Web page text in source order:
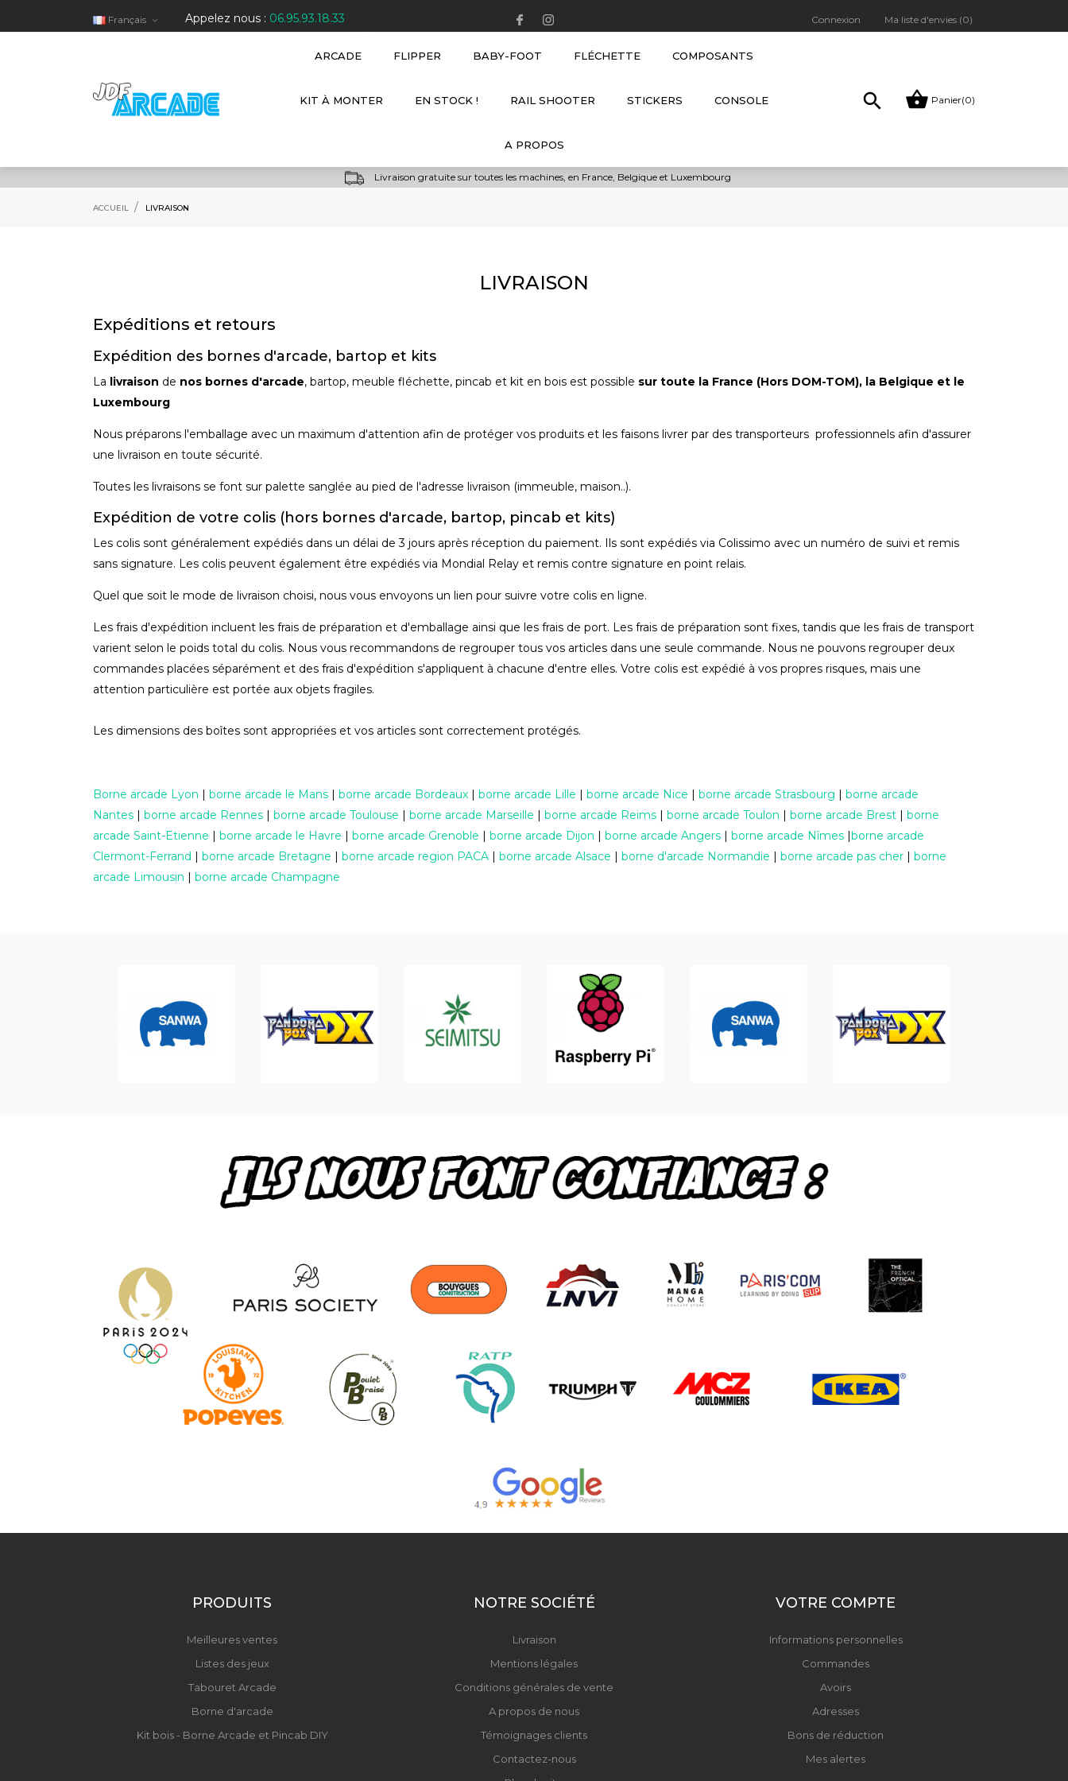
Français  Appelez nous : 06.95.93.18.33 Connexion Ma liste d'envies (0)
ARCADE
HOT
FLIPPER BABY-FOOT
NEW
FLÉCHETTE COMPOSANTS
KIT À MONTER EN STOCK ! RAIL SHOOTER STICKERS CONSOLE
A PROPOS
  Panier(0)
Livraison gratuite sur toutes les machines, en France, Belgique et Luxembourg
ACCUEIL LIVRAISON
LIVRAISON
Expéditions et retours
Expédition des bornes d'arcade, bartop et kits
La livraison de nos bornes d'arcade, bartop, meuble fléchette, pincab et kit en bois est possible sur toute la France (Hors DOM-TOM), la Belgique et le
Luxembourg
Nous préparons l'emballage avec un maximum d'attention afin de protéger vos produits et les faisons livrer par des transporteurs professionnels afin d'assurer
une livraison en toute sécurité.
Toutes les livraisons se font sur palette sanglée au pied de l'adresse livraison (immeuble, maison..).
Expédition de votre colis (hors bornes d'arcade, bartop, pincab et kits)
Les colis sont généralement expédiés dans un délai de 3 jours après réception du paiement. Ils sont expédiés via Colissimo avec un numéro de suivi et remis
sans signature. Les colis peuvent également être expédiés via Mondial Relay et remis contre signature en point relais.
Quel que soit le mode de livraison choisi, nous vous envoyons un lien pour suivre votre colis en ligne.
Les frais d'expédition incluent les frais de préparation et d'emballage ainsi que les frais de port. Les frais de préparation sont fixes, tandis que les frais de transport
varient selon le poids total du colis. Nous vous recommandons de regrouper tous vos articles dans une seule commande. Nous ne pouvons regrouper deux
commandes placées séparément et des frais d'expédition s'appliquent à chacune d'entre elles. Votre colis est expédié à vos propres risques, mais une
attention particulière est portée aux objets fragiles.
Les dimensions des boîtes sont appropriées et vos articles sont correctement protégés.
Borne arcade Lyon | borne arcade le Mans | borne arcade Bordeaux | borne arcade Lille | borne arcade Nice | borne arcade Strasbourg | borne arcade
Nantes | borne arcade Rennes | borne arcade Toulouse | borne arcade Marseille | borne arcade Reims | borne arcade Toulon | borne arcade Brest | borne
arcade Saint-Etienne | borne arcade le Havre | borne arcade Grenoble | borne arcade Dijon | borne arcade Angers | borne arcade Nîmes |borne arcade
Clermont-Ferrand | borne arcade Bretagne | borne arcade region PACA | borne arcade Alsace | borne d'arcade Normandie | borne arcade pas cher | borne
arcade Limousin | borne arcade Champagne
PRODUITS
Meilleures ventes
Listes des jeux
Tabouret Arcade
Borne d'arcade
Kit bois - Borne Arcade et Pincab DIY
NOTRE SOCIÉTÉ
Livraison
Mentions légales
Conditions générales de vente
A propos de nous
Témoignages clients
Contactez-nous
VOTRE COMPTE
Informations personnelles
Commandes
Avoirs
Adresses
Bons de réduction
Mes alertes